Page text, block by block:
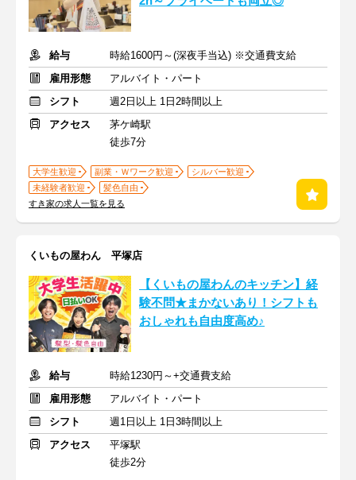
給与
時給1600円～(深夜手当込) ※交通費支給
雇用形態
アルバイト・パート
シフト
週2日以上 1日2時間以上
アクセス
茅ケ崎駅
徒歩7分
大学生歓迎 副業・Ｗワーク歓迎
シルバー歓迎
未経験者歓迎
髪色自由
すき家の求人一覧を見る
くいもの屋わん 平塚店
【くいもの屋わんのキッチン】経
験不問★まかないあり！シフトも
おしゃれも自由度高め♪
給与
時給1230円～+交通費支給
雇用形態
アルバイト・パート
シフト
週1日以上 1日3時間以上
アクセス
平塚駅
徒歩2分